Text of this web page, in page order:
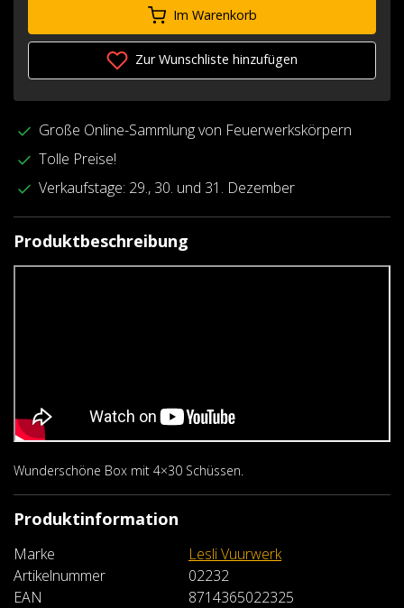
Im Warenkorb
Zur Wunschliste hinzufügen
Große Online-Sammlung von Feuerwerkskörpern
Tolle Preise!
Verkaufstage: 29., 30. und 31. Dezember
Produktbeschreibung
Wunderschöne Box mit 4×30 Schüssen.
Produktinformation
Marke
Lesli Vuurwerk
Artikelnummer
02232
EAN
8714365022325